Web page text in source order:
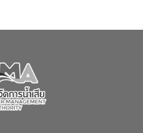
ทศบาลตำบลบางเลน จังหวัดนครปฐม